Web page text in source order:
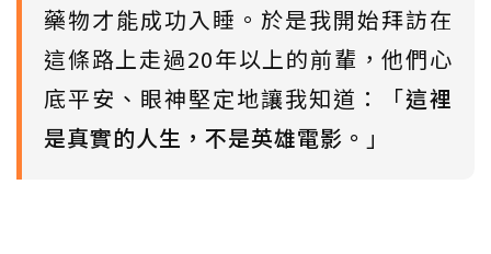
藥物才能成功入睡。於是我開始拜訪在
這條路上走過20年以上的前輩，他們心
底平安、眼神堅定地讓我知道：「這裡
是真實的人生，不是英雄電影。 」